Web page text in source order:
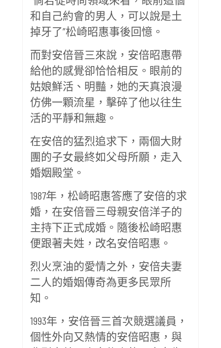
和自己約會的男人，可以說是土
掉牙了”松崎昭惠事後回憶。
而對安倍晉三來說，安倍昭惠帶
給他的感覺卻恰恰相反。眼前的
姑娘鮮活、明豔，她的天真浪漫
仿佛一顆流星，擊碎了他以往生
活的平靜和無趣。
在安倍的猛烈追求下，兩個大財
團的子女最終如父母所願，走入
婚姻殿堂。
1987年，松崎昭惠答應了安倍的求
婚，在安倍晉三母親安倍洋子的
主持下正式成婚。隨後松崎昭惠
便跟著夫姓，改名安倍昭惠。
烈火烹油的愛情之外，安倍夫妻
二人的婚姻傳奇為更多民眾所
知。
1993年，安倍晉三首次競選議員，
個性外向又熱情的安倍昭惠，與